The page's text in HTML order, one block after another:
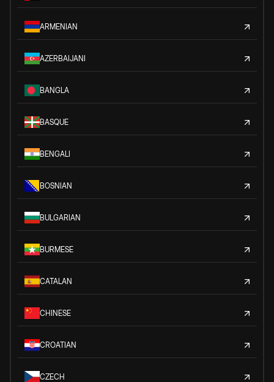
ARMENIAN
AZERBAIJANI
BANGLA
BASQUE
BENGALI
BOSNIAN
BULGARIAN
BURMESE
CATALAN
CHINESE
CROATIAN
CZECH